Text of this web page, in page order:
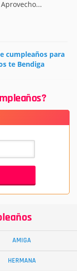
cumpleaños para
te Bendiga
AMIGA
HERMANA